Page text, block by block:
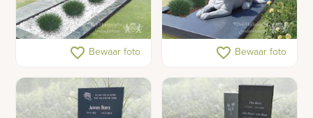
Warm gedenkteken met
brons en rvs paardje
favorite_border Bewaar foto
Familie grafsteen met
beeld van een hond
favorite_border Bewaar foto